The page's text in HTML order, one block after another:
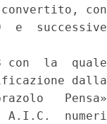
convertito, con
e  successive
con  la  quale
dalla
Pensa»
A.I.C.  numeri